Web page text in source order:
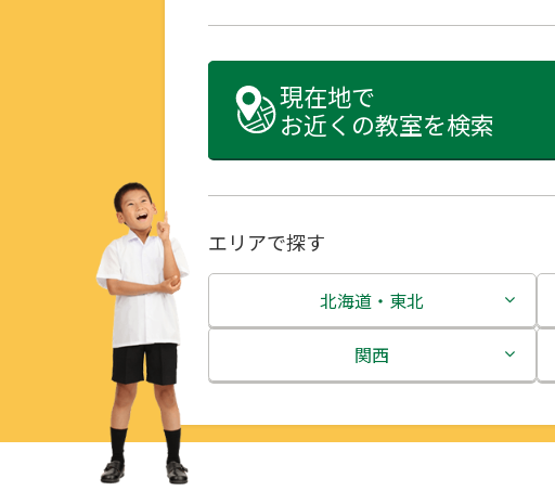
現在地で
お近くの教室を検索
エリアで探す
北海道・東北
北海道
関西